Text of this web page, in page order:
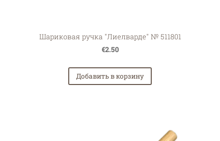
Шариковая ручка "Лиелварде" № 511801
€2.50
Добавить в корзину